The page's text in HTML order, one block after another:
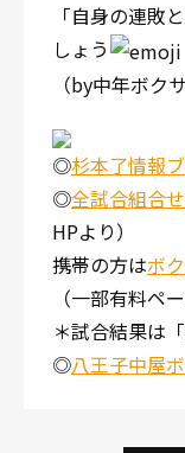
「自身の連敗
しょう
（by中年ボク
◎杉本了情報
◎全試合組合
HPより）
携帯の方はボ
（一部有料ペ
＊試合結果は
◎八王子中屋